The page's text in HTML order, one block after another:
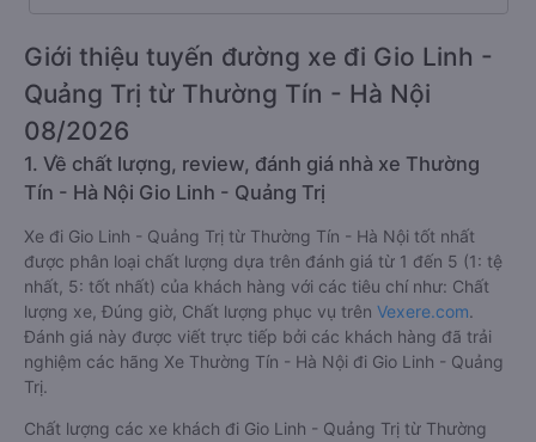
Giới thiệu tuyến đường xe đi Gio Linh -
Quảng Trị từ Thường Tín - Hà Nội
08/2026
1. Về chất lượng, review, đánh giá nhà xe Thường
Tín - Hà Nội Gio Linh - Quảng Trị
Xe đi Gio Linh - Quảng Trị từ Thường Tín - Hà Nội tốt nhất
được phân loại chất lượng dựa trên đánh giá từ 1 đến 5 (1: tệ
nhất, 5: tốt nhất) của khách hàng với các tiêu chí như: Chất
lượng xe, Đúng giờ, Chất lượng phục vụ trên Vexere.com.
Đánh giá này được viết trực tiếp bởi các khách hàng đã trải
nghiệm các hãng Xe Thường Tín - Hà Nội đi Gio Linh - Quảng
Trị.
Chất lượng các xe khách đi Gio Linh - Quảng Trị từ Thường